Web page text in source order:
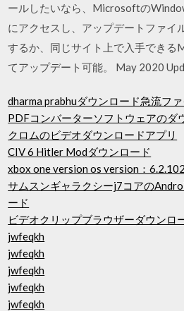
ールしたいなら、Microsoftの
にアクセスし、アップデートファイ
するか、同じサイト上で入手できる
てアップデート可能。 May 2020
dharma prabhuダウンロード急流フ
PDFコンバーターソフトウェアのダ
クロムのビデオダウンロードアプリ
CIV 6 Hitler Modダウンロード
xbox one version os version：
サムスンギャラクシーj7コアの
ード
ビデオクリップブラウザーダウンロ
jwfeqkh
jwfeqkh
jwfeqkh
jwfeqkh
jwfeqkh